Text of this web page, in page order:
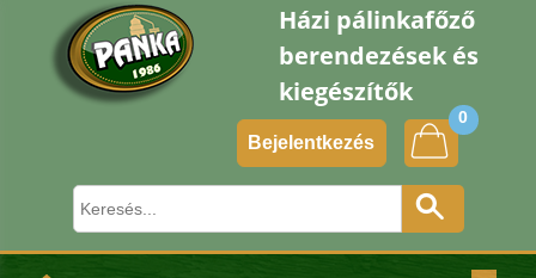
Házi pálinkafőző
berendezések és
kiegészítők
Bejelentkezés
0